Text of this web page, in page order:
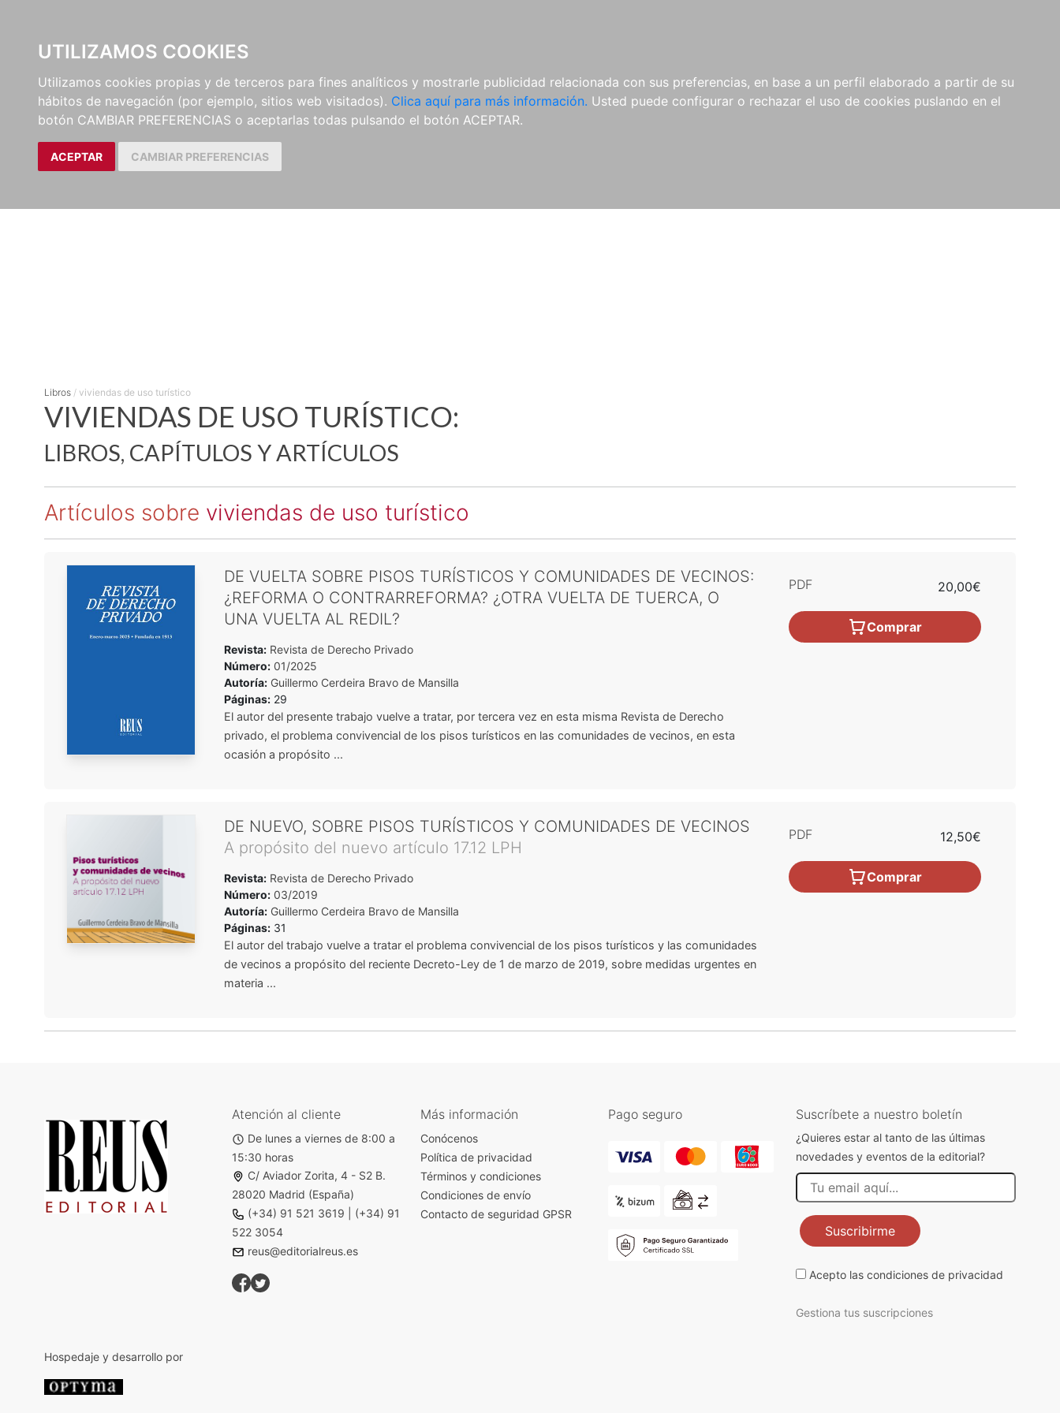
UTILIZAMOS COOKIES
Utilizamos cookies propias y de terceros para fines analíticos y mostrarle publicidad relacionada con sus preferencias, en base a un perfil elaborado a partir de su
hábitos de navegación (por ejemplo, sitios web visitados). Clica aquí para más información. Usted puede configurar o rechazar el uso de cookies puslando en el
botón CAMBIAR PREFERENCIAS o aceptarlas todas pulsando el botón ACEPTAR.
ACEPTAR CAMBIAR PREFERENCIAS
EDITORIAL E-BOOKS
LibrosAutoresColecciones
Libros / viviendas de uso turístico
VIVIENDAS DE USO TURÍSTICO:
LIBROS, CAPÍTULOS Y ARTÍCULOS
Artículos sobre viviendas de uso turístico
DE VUELTA SOBRE PISOS TURÍSTICOS Y COMUNIDADES DE VECINOS:
¿REFORMA O CONTRARREFORMA? ¿OTRA VUELTA DE TUERCA, O
UNA VUELTA AL REDIL?
Revista: Revista de Derecho Privado
Número: 01/2025
Autoría: Guillermo Cerdeira Bravo de Mansilla
Páginas: 29
El autor del presente trabajo vuelve a tratar, por tercera vez en esta misma Revista de Derecho
privado, el problema convivencial de los pisos turísticos en las comunidades de vecinos, en esta
ocasión a propósito ...
PDF 20,00€
Comprar
DE NUEVO, SOBRE PISOS TURÍSTICOS Y COMUNIDADES DE VECINOS
A propósito del nuevo artículo 17.12 LPH
Revista: Revista de Derecho Privado
Número: 03/2019
Autoría: Guillermo Cerdeira Bravo de Mansilla
Páginas: 31
El autor del trabajo vuelve a tratar el problema convivencial de los pisos turísticos y las comunidades
de vecinos a propósito del reciente Decreto-Ley de 1 de marzo de 2019, sobre medidas urgentes en
materia ...
PDF 12,50€
Comprar
Atención al cliente
De lunes a viernes de 8:00 a
15:30 horas
C/ Aviador Zorita, 4 - S2 B.
28020 Madrid (España)
(+34) 91 521 3619
(+34) 91
522 3054
reus@editorialreus.es
Más información
Conócenos
Política de privacidad
Términos y condiciones
Condiciones de envío
Contacto de seguridad GPSR
Pago seguro Suscríbete a nuestro boletín
¿Quieres estar al tanto de las últimas
novedades y eventos de la editorial?
Suscribirme
Acepto las condiciones de privacidad
Gestiona tus suscripciones
Hospedaje y desarrollo por